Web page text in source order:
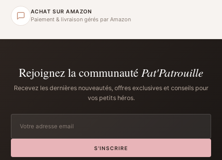
ACHAT SUR AMAZON
Paiement & livraison gérés par Amazon
Rejoignez la communauté Pat'Patrouille
Recevez les dernières nouveautés, offres exclusives et conseils pour
vos petits héros.
S'INSCRIRE